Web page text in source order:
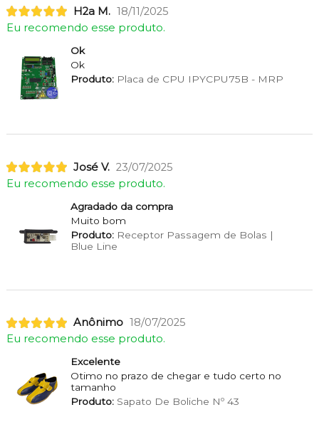
H2a M. 18/11/2025
Eu recomendo esse produto.
Ok
Ok
Produto:Placa de CPU IPYCPU75B - MRP
José V. 23/07/2025
Eu recomendo esse produto.
Agradado da compra
Muito bom
Produto:Receptor Passagem de Bolas |
Blue Line
Anônimo 18/07/2025
Eu recomendo esse produto.
Excelente
Otimo no prazo de chegar e tudo certo no
tamanho
Produto:Sapato De Boliche Nº 43